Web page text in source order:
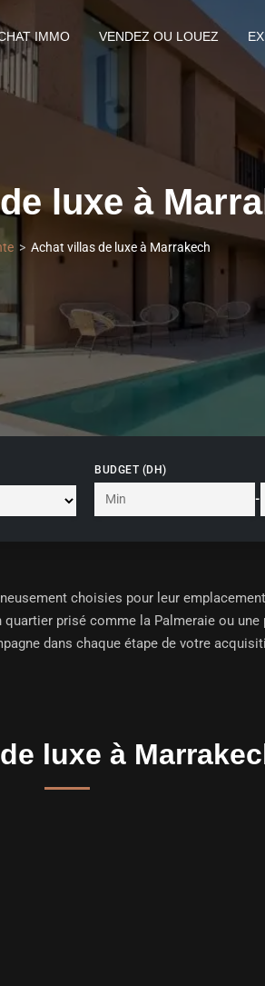
IMMO VENDEZ OU LOUEZ
luxe à
Achat villas de luxe à Marrakech
BUDGET (DH)
-
choisies pour leur
prisé comme la Palmeraie ou
dans chaque étape de votre
luxe à